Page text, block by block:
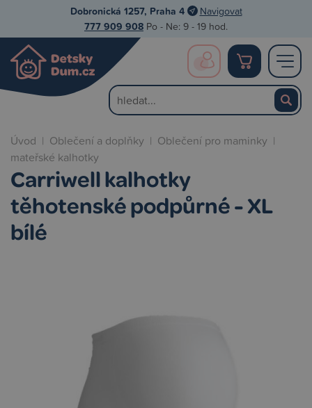
Dobronická 1257, Praha 4 Navigovat
777 909 908 Po - Ne: 9 - 19 hod.
Úvod | Oblečení a doplňky | Oblečení pro maminky |
mateřské kalhotky
Carriwell kalhotky
těhotenské podpůrné - XL
bílé